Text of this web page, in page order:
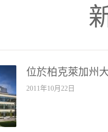
位於柏克萊加州
2011年10月22日